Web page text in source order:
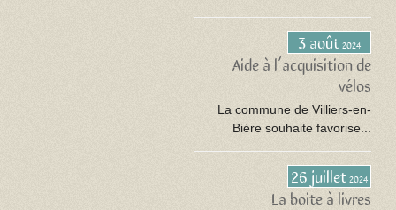
3 août 2024
Aide à l’acquisition de
vélos
La commune de Villiers-en-
Bière souhaite favorise...
26 juillet 2024
La boite à livres